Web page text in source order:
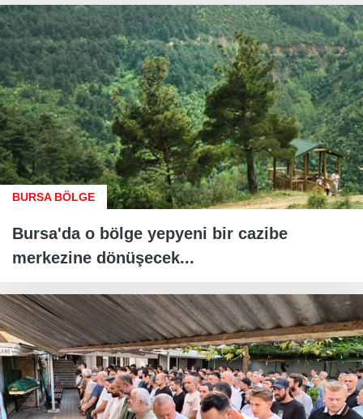
BURSA BÖLGE
Bursa'da o bölge yepyeni bir cazibe
merkezine dönüşecek...